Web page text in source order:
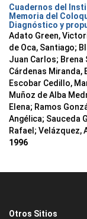
Cuadernos del
Memoria del
Diagnóstico y
Adato Green,
de Oca, Santiago;
Juan Carlos; Brena
Cárdenas Miranda,
Escobar Cedillo,
Muñoz de Alba
Elena; Ramos
Angélica; Sauceda
Rafael; Velázquez,
1996
Otros Sitios